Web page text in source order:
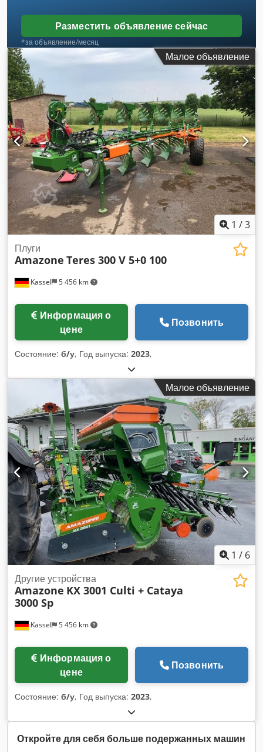
Разместить объявление сейчас
*за объявление/месяц
Малое объявление
1 /3
Kassel 5 456 km
Плуги
Amazone Teres 300 V 5+0 100
цене
Позвонить
Состояние: б/у, Год выпуска: 2023,
Малое объявление
1 / 6
Kassel 5 456 km
Другие устройства
Amazone KX 3001 Culti + Cataya
3000 Sp
цене
Позвонить
Состояние: б/у, Год выпуска: 2023,
Откройте для себя больше подержанных машин